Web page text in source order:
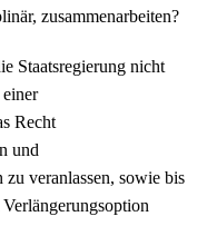
zusammenarbeiten?
Staatsregierung nicht
Recht
und
zu veranlassen, sowie bis